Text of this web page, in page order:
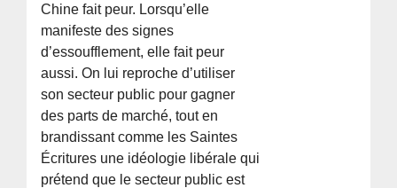
Chine fait peur. Lorsqu’elle
manifeste des signes
d’essoufflement, elle fait peur
aussi. On lui reproche d’utiliser
son secteur public pour gagner
des parts de marché, tout en
brandissant comme les Saintes
Écritures une idéologie libérale qui
prétend que le secteur public est